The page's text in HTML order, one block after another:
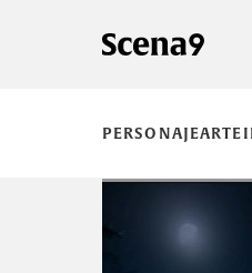
PERSONAJEARTE